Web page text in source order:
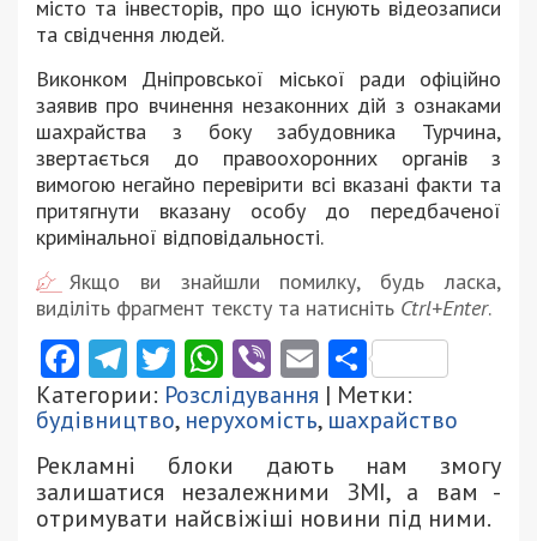
місто та інвесторів, про що існують відеозаписи
та свідчення людей.
Виконком Дніпровської міської ради офіційно
заявив про вчинення незаконних дій з ознаками
шахрайства з боку забудовника Турчина,
звертається до правоохоронних органів з
вимогою негайно перевірити всі вказані факти та
притягнути вказану особу до передбаченої
кримінальної відповідальності.
Якщо ви знайшли помилку, будь ласка,
виділіть фрагмент тексту та натисніть Ctrl+Enter.
Facebook
Telegram
Twitter
WhatsApp
ViberEmail
Категории: Розслідування | Метки:
будівництво, нерухомість, шахрайство
Рекламні блоки дають нам змогу
залишатися незалежними ЗМІ, а вам -
отримувати найсвіжіші новини під ними.